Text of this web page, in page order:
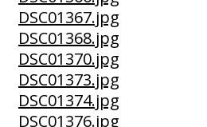
DSC01367.jpg
DSC01368.jpg
DSC01370.jpg
DSC01373.jpg
DSC01374.jpg
DSC01376.jpg